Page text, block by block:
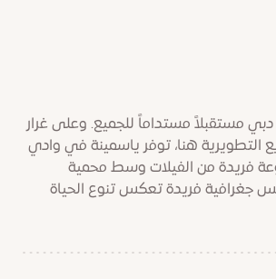
مستقبلاً مستداماً للجميع. وعلى غرار
التطويرية هنا، توفر ياسمينة في وادي
فريدة من الفيلات وسط محمية
جغرافية فريدة تعكس تنوع الحياة